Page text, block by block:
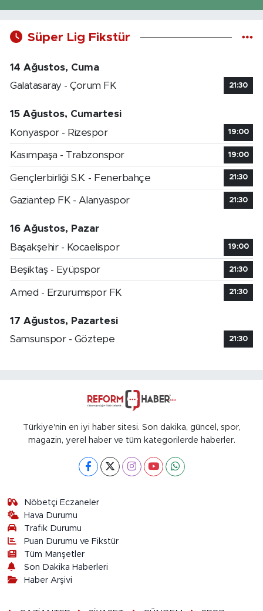
Süper Lig Fikstür
14 Ağustos, Cuma
Galatasaray - Çorum FK
21:30
15 Ağustos, Cumartesi
Konyaspor - Rizespor
19:00
Kasımpaşa - Trabzonspor 19:00
Gençlerbirliği S.K. - Fenerbahçe 21:30
Gaziantep FK - Alanyaspor 21:30
16 Ağustos, Pazar
Başakşehir - Kocaelispor
19:00
Beşiktaş - Eyüpspor 21:30
Amed - Erzurumspor FK 21:30
17 Ağustos, Pazartesi
Samsunspor - Göztepe
21:30
Türkiye'nin en iyi haber sitesi. Son dakika, güncel, spor,
magazin, yerel haber ve tüm kategorilerde haberler.
Nöbetçi Eczaneler
Hava Durumu
Trafik Durumu
Puan Durumu ve Fikstür
Tüm Manşetler
Son Dakika Haberleri
Haber Arşivi